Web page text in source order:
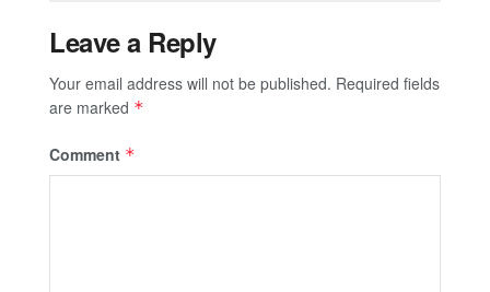
Leave a Reply
Your email address will not be published. Required fields
are marked *
Comment *